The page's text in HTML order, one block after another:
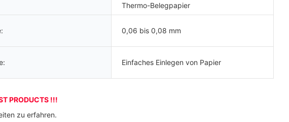
Thermo-Belegpapier
0,06 bis 0,08 mm
Einfaches Einlegen von Papier
PRODUCTS !!!
zu erfahren.